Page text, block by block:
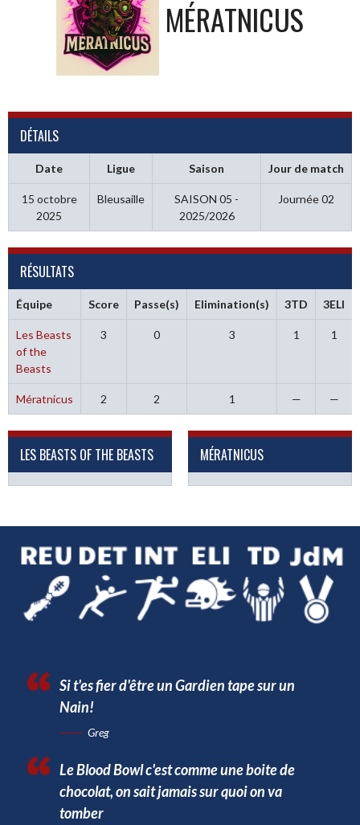
MÉRATNICUS
DÉTAILS
Date Ligue Saison Jour de match
15 octobre
2025
Bleusaille
SAISON 05 -
2025/2026
Journée 02
RÉSULTATS
Équipe Score Passe(s) Elimination(s) 3TD 3ELI
Les Beasts
of the
Beasts
3 0 3 1 1
Mératnicus 2 2 1 — —
LES BEASTS OF THE BEASTS MÉRATNICUS
Si t'es fier d'être un Gardien tape sur un
Nain!
Greg
Le Blood Bowl c'est comme une boite de
chocolat, on sait jamais sur quoi on va
tomber